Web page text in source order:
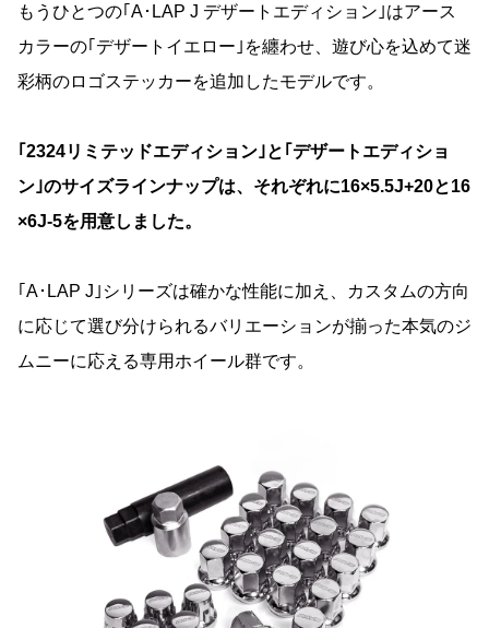
もうひとつの｢A･LAP J デザートエディション｣はアース
カラーの｢デザートイエロー｣を纏わせ、遊び心を込めて迷
彩柄のロゴステッカーを追加したモデルです。
｢2324リミテッドエディション｣と｢デザートエディショ
ン｣のサイズラインナップは、それぞれに16×5.5J+20と16
×6J-5を用意しました。
｢A･LAP J｣シリーズは確かな性能に加え、カスタムの方向
に応じて選び分けられるバリエーションが揃った本気のジ
ムニーに応える専用ホイール群です。